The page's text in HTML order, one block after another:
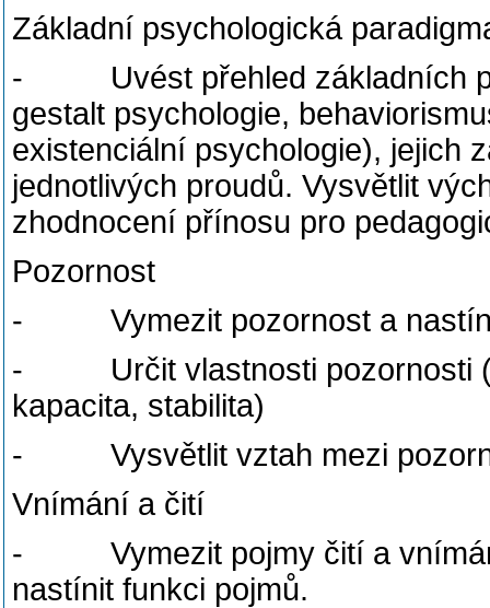
Základní psychologická
- Uvést přehled základních
gestalt psychologie,
existenciální psychologie), jejich
jednotlivých proudů. Vysvětlit
zhodnocení přínosu pro
Pozornost
- Vymezit pozornost a
- Určit vlastnosti pozornosti
kapacita, stabilita)
- Vysvětlit vztah mezi
Vnímání a čití
- Vymezit pojmy čití a
nastínit funkci pojmů.